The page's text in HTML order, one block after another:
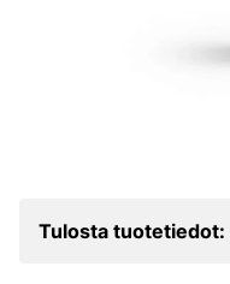
Tulosta tuotetiedot: